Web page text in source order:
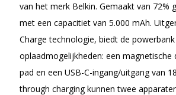
van het merk Belkin. Gemaakt van 72%
met een capacitiet van 5.000 mAh.
Charge technologie, biedt de
oplaadmogelijkheden: een magnetische
pad en een USB-C-ingang/uitgang van
through charging kunnen twee